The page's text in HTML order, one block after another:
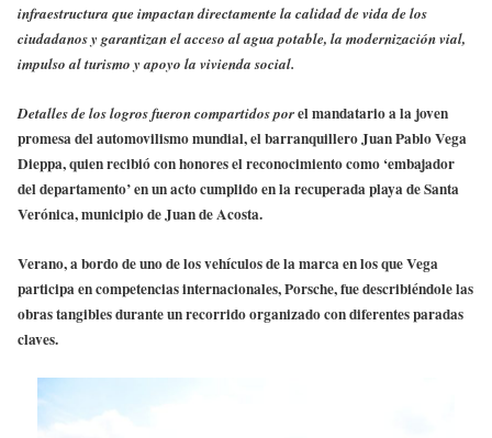
infraestructura que impactan directamente la calidad de vida de los
ciudadanos y garantizan el acceso al agua potable, la modernización vial,
impulso al turismo y apoyo la vivienda social.
Detalles de los logros fueron compartidos porel mandatario a la joven
promesa del automovilismo mundial, el barranquillero Juan Pablo Vega
Dieppa, quien recibió con honores el reconocimiento como ‘embajador
del departamento’ en un acto cumplido en la recuperada playa de Santa
Verónica, municipio de Juan de Acosta.
Verano, a bordo de uno de los vehículos de la marca en los que Vega
participa en competencias internacionales, Porsche, fue describiéndole las
obras tangibles durante un recorrido organizado con diferentes paradas
claves.